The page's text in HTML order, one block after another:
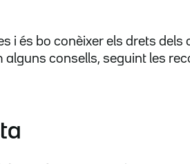
i és bo conèixer els drets
alguns consells, seguint les